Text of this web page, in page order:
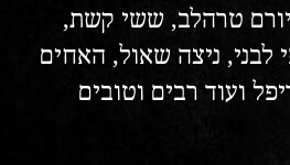
יורם טרהלב, ששי קשת,
לבני, ניצה שאול, האחים